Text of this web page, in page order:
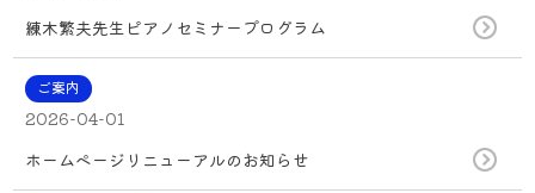
練木繁夫先生ピアノセミナープログラム
ご案内
2026-04-01
ホームページリニューアルのお知らせ